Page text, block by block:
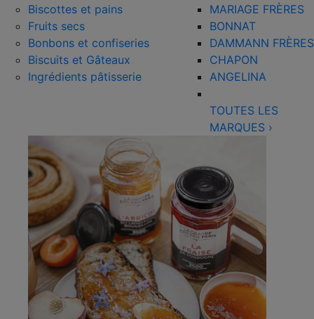
Biscottes et pains
Fruits secs
Bonbons et confiseries
Biscuits et Gâteaux
Ingrédients pâtisserie
MARIAGE FRÈRES
BONNAT
DAMMANN FRÈRES
CHAPON
ANGELINA
TOUTES LES
MARQUES ›